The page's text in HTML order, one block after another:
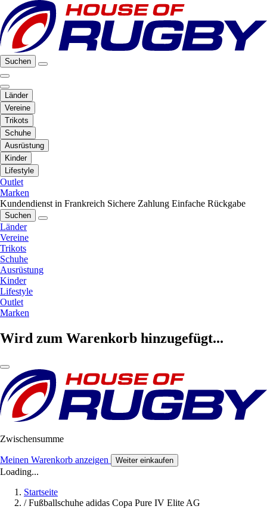
Suchen
Länder
Vereine
Trikots
Schuhe
Ausrüstung
Kinder
Lifestyle
Outlet
Marken
Kundendienst in Frankreich Sichere Zahlung Einfache Rückgabe
Suchen
Länder
Vereine
Trikots
Schuhe
Ausrüstung
Kinder
Lifestyle
Outlet
Marken
Wird zum Warenkorb hinzugefügt...
Zwischensumme
Meinen Warenkorb anzeigen Weiter einkaufen
Loading...
Startseite
/ Fußballschuhe adidas Copa Pure IV Elite AG